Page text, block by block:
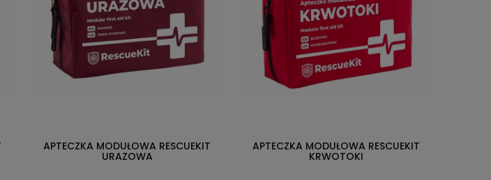
APTECZKA MODUŁOWA RESCUEKIT
URAZOWA
APTECZKA MODUŁOWA RESCUEKIT
KRWOTOKI